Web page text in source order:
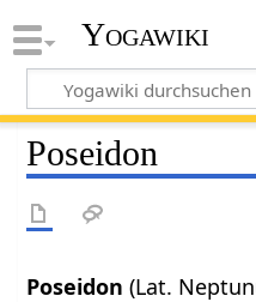
Yogawiki
Poseidon
Poseidon (Lat.